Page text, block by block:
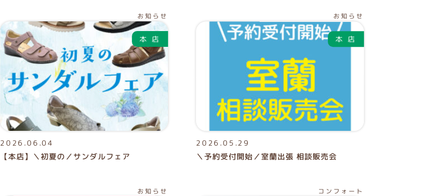
お知らせ
2026.06.04
【本店】＼初夏の／サンダルフェア
お知らせ
2026.05.29
＼予約受付開始／室蘭出張 相談販売会
お知らせ コンフォート